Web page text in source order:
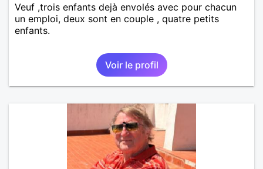
Veuf ,trois enfants dejà envolés avec pour chacun
un emploi, deux sont en couple , quatre petits
enfants.
Voir le profil